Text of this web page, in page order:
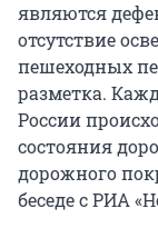
являются
отсутствие
пешеходных
разметка.
России
состояния
дорожного
беседе с РИА